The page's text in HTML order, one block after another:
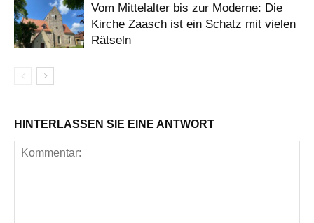
Vom Mittelalter bis zur Moderne: Die
Kirche Zaasch ist ein Schatz mit vielen
Rätseln
HINTERLASSEN SIE EINE ANTWORT